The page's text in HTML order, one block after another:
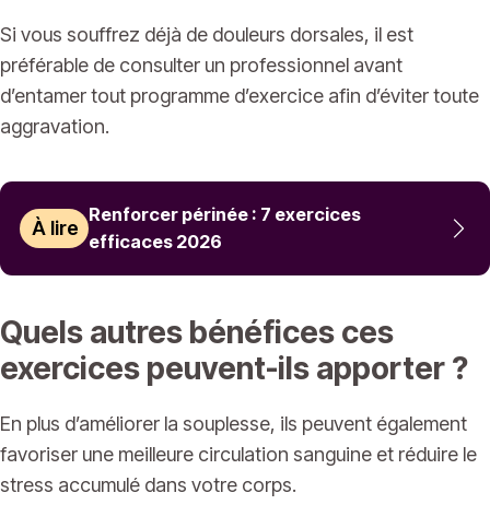
Si vous souffrez déjà de douleurs dorsales, il est
préférable de consulter un professionnel avant
d’entamer tout programme d’exercice afin d’éviter toute
aggravation.
À lire
Renforcer périnée : 7 exercices
efficaces 2026
Quels autres bénéfices ces
exercices peuvent-ils apporter ?
En plus d’améliorer la souplesse, ils peuvent également
favoriser une meilleure circulation sanguine et réduire le
stress accumulé dans votre corps.